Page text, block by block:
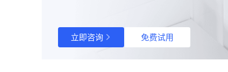
立即咨询 免费试用